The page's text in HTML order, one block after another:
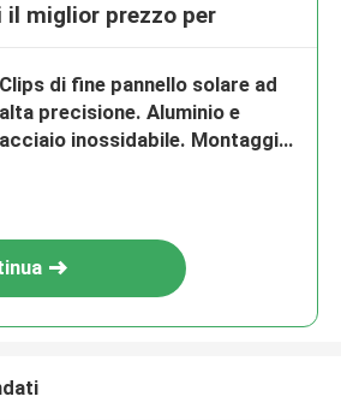
il miglior prezzo per
Clips di fine pannello solare ad
alta precisione. Aluminio e
acciaio inossidabile. Montaggio